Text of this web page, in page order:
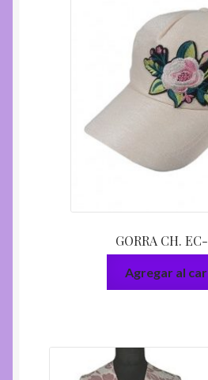
GORRA CH.
Agregar al